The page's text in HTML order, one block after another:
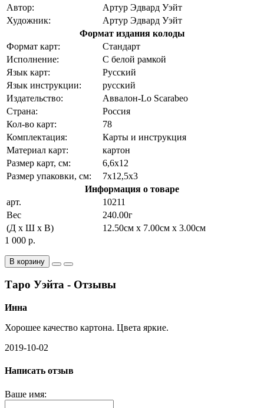
Автор:
Артур Эдвард Уэйт
Художник:
Артур Эдвард Уэйт
Формат издания колоды
Формат карт:
Стандарт
Исполнение:
С белой рамкой
Язык карт:
Русский
Язык инструкции:
русский
Издательство:
Аввалон-Lo Scarabeo
Страна:
Россия
Кол-во карт:
78
Комплектация:
Карты и инструкция
Материал карт:
картон
Размер карт, см:
6,6x12
Размер упаковки, см:
7x12,5x3
Информация о товаре
арт.
10211
Вес
240.00г
(Д x Ш x В)
12.50см x 7.00см x 3.00см
1 000 р.
В корзину
Таро Уэйта - Отзывы
Инна
Хорошее качество картона. Цвета яркие.
2019-10-02
Написать отзыв
Ваше имя: